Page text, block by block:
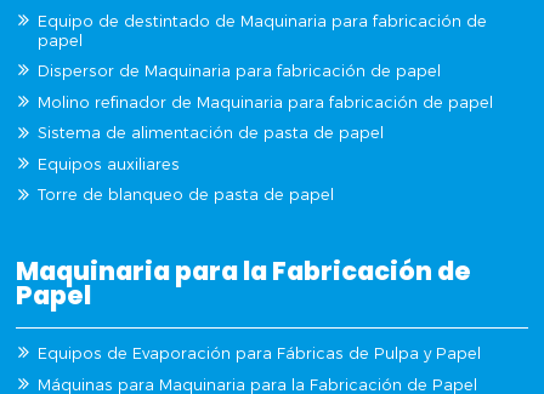
Equipo de destintado de Maquinaria para fabricación de
papel
Dispersor de Maquinaria para fabricación de papel
Molino refinador de Maquinaria para fabricación de papel
Sistema de alimentación de pasta de papel
Equipos auxiliares
Torre de blanqueo de pasta de papel
Maquinaria para la Fabricación de
Papel
Equipos de Evaporación para Fábricas de Pulpa y Papel
Máquinas para Maquinaria para la Fabricación de Papel